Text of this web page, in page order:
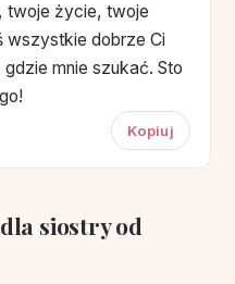
twoje życie, twoje
dobrze Ci
mnie szukać. Sto
Kopiuj
siostry od